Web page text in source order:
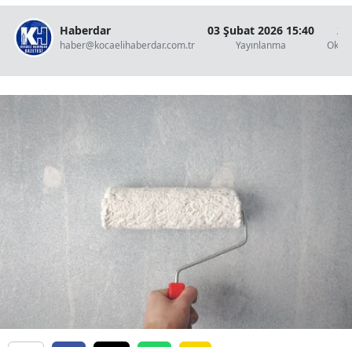
Haberdar
haber@kocaelihaberdar.com.tr
03 Şubat 2026 15:40
Yayınlanma
2